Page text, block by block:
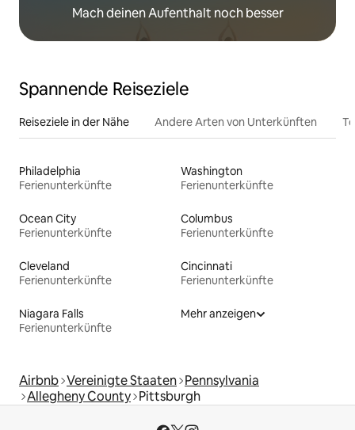
Mach deinen Aufenthalt noch besser
Spannende Reiseziele
Reiseziele in der Nähe Andere Arten von Unterkünften
Philadelphia
Ferienunterkünfte
Washington
Ferienunterkünfte
Ocean City
Ferienunterkünfte
Columbus
Ferienunterkünfte
Cleveland
Ferienunterkünfte
Cincinnati
Ferienunterkünfte
Niagara Falls
Ferienunterkünfte
Mehr anzeigen
Airbnb Vereinigte Staaten Pennsylvania
Allegheny County Pittsburgh